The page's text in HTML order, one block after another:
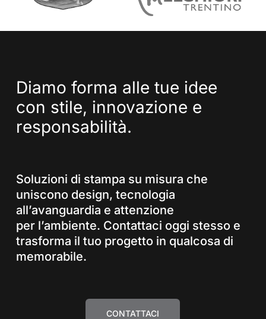
Diamo forma alle tue idee
con stile, innovazione e
responsabilità.
Soluzioni di stampa su misura che
uniscono design, tecnologia
all’avanguardia e attenzione
per l’ambiente. Contattaci oggi stesso e
trasforma il tuo progetto in qualcosa di
memorabile.
CONTATTACI